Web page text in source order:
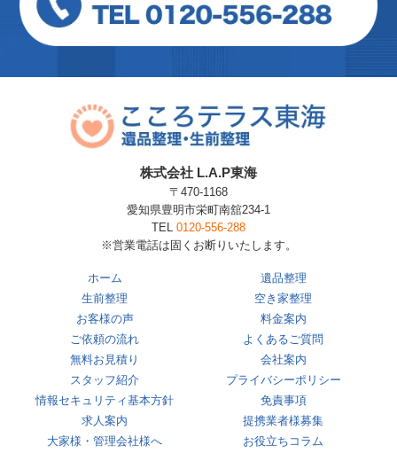
株式会社 L.A.P東海
〒470-1168
愛知県豊明市栄町南舘234-1
TEL 0120-556-288
※営業電話は固くお断りいたします。
ホーム
遺品整理
生前整理
空き家整理
お客様の声
料金案内
ご依頼の流れ
よくあるご質問
無料お見積り
会社案内
スタッフ紹介
プライバシーポリシー
情報セキュリティ基本方針
免責事項
求人案内
提携業者様募集
大家様・管理会社様へ
お役立ちコラム